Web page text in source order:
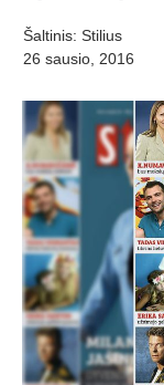
Šaltinis: Stilius
26 sausio, 2016